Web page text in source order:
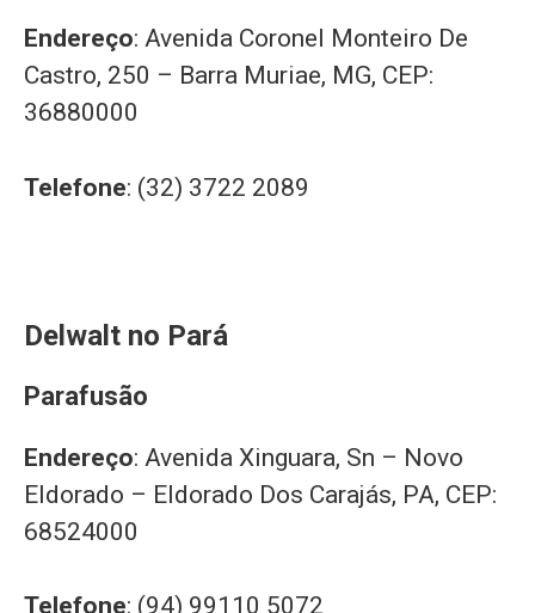
Endereço: Avenida Coronel Monteiro De
Castro, 250 – Barra Muriae, MG, CEP:
36880000
Telefone: (32) 3722 2089
Delwalt no Pará
Parafusão
Endereço: Avenida Xinguara, Sn – Novo
Eldorado – Eldorado Dos Carajás, PA, CEP:
68524000
Telefone: (94) 99110 5072